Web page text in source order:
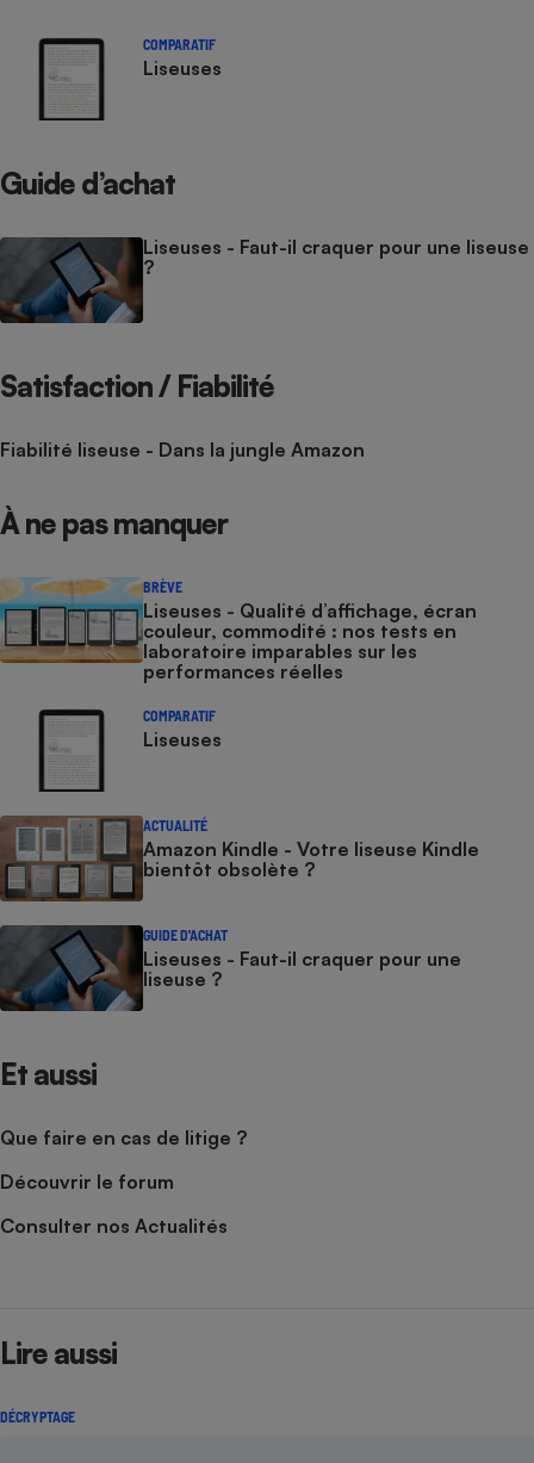
COMPARATIF
Liseuses
Guide d’achat
Liseuses - Faut-il craquer pour une liseuse
?
Satisfaction / Fiabilité
Fiabilité liseuse - Dans la jungle Amazon
À ne pas manquer
BRÈVE
Liseuses - Qualité d’affichage, écran
couleur, commodité : nos tests en
laboratoire imparables sur les
performances réelles
COMPARATIF
Liseuses
ACTUALITÉ
Amazon Kindle - Votre liseuse Kindle
bientôt obsolète ?
GUIDE D'ACHAT
Liseuses - Faut-il craquer pour une
liseuse ?
Et aussi
Que faire en cas de litige ?
Découvrir le forum
Consulter nos Actualités
Lire aussi
DÉCRYPTAGE